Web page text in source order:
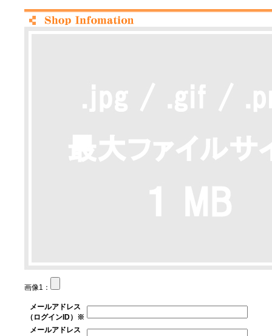
画像1：
メールアドレス
（ログインID） ※
メールアドレス